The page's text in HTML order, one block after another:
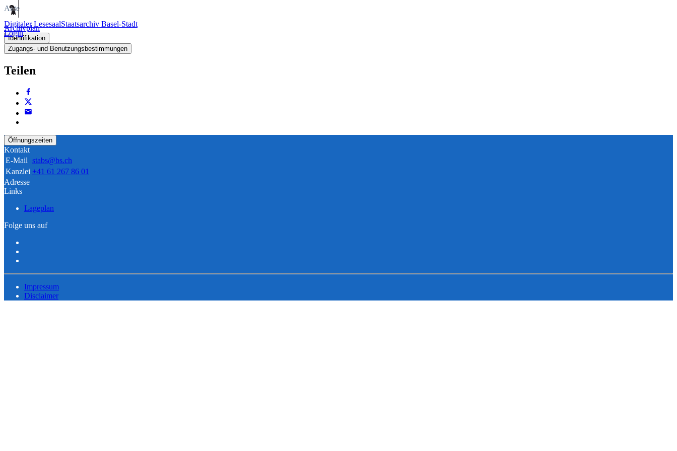
Digitaler LesesaalStaatsarchiv Basel-Stadt
Login
Akte
Archivplan
Identifikation
Zugangs- und Benutzungsbestimmungen
Teilen
Öffnungszeiten
Kontakt
E-Mail stabs@bs.ch
Kanzlei +41 61 267 86 01
Adresse
Links
Lageplan
Folge uns auf
Impressum
Disclaimer